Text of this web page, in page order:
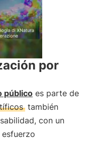
por
público es parte de
también
con un